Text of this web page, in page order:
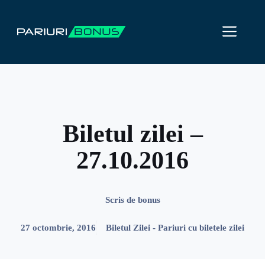
conținut
Biletul zilei –
27.10.2016
Scris de bonus
27 octombrie, 2016 Biletul Zilei - Pariuri cu biletele zilei